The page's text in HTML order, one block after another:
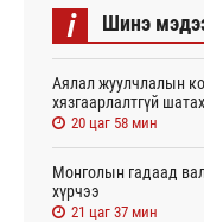
i Шинэ
Аялал жуулчлалын
хязгаарлалтгүй
20 цаг 58 мин
Монголын гадаад
хүрчээ
21 цаг 37 мин